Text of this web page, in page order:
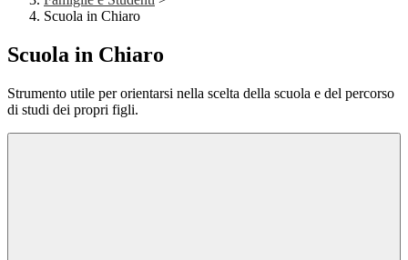
Scuola in Chiaro
Scuola in Chiaro
Strumento utile per orientarsi nella scelta della scuola e del percorso
di studi dei propri figli.